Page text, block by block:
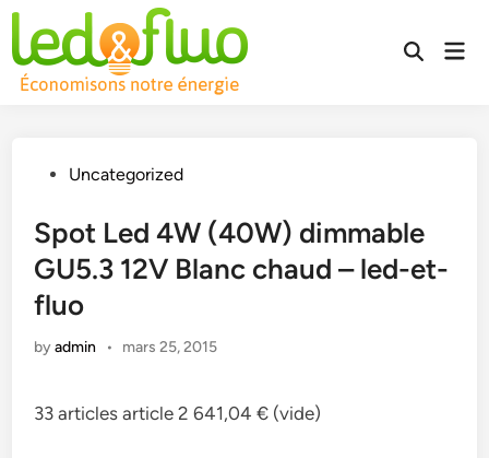
Skip
content
Open
PostedUncategorized
Spot Led 4W (40W) dimmable
GU5.3 12V Blanc chaud – led-et-
fluo
byadmin • mars 25, 2015
33 articles article 2 641,04 € (vide)